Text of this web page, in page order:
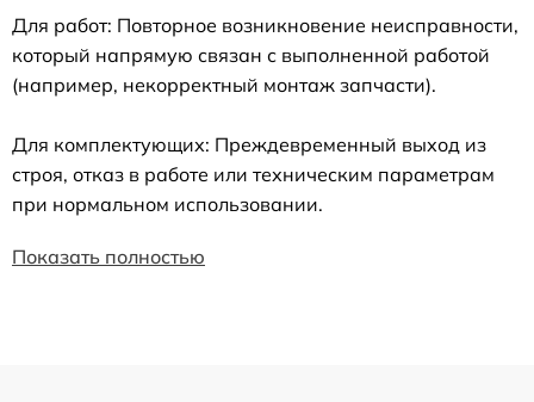
Для работ: Повторное возникновение неисправности,
который напрямую связан с выполненной работой
(например, некорректный монтаж запчасти).
Для комплектующих: Преждевременный выход из
строя, отказ в работе или техническим параметрам
при нормальном использовании.
Показать полностью